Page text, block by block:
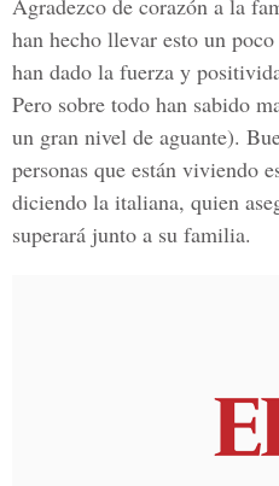
Agradezco de corazón a la
han hecho llevar esto un
han dado la fuerza y
Pero sobre todo han sabido
un gran nivel de aguante).
personas que están viviendo
diciendo la italiana, quien
superará junto a su familia.